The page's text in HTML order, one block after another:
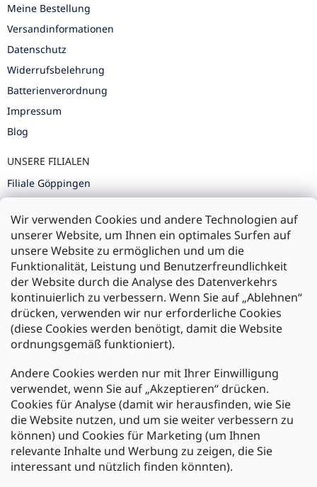
Wir verwenden Cookies und andere Technologien auf
unserer Website, um Ihnen ein optimales Surfen auf
unsere Website zu ermöglichen und um die
Funktionalität, Leistung und Benutzerfreundlichkeit
der Website durch die Analyse des Datenverkehrs
kontinuierlich zu verbessern. Wenn Sie auf „Ablehnen“
drücken, verwenden wir nur erforderliche Cookies
(diese Cookies werden benötigt, damit die Website
ordnungsgemäß funktioniert).
Andere Cookies werden nur mit Ihrer Einwilligung
verwendet, wenn Sie auf „Akzeptieren“ drücken.
Cookies für Analyse (damit wir herausfinden, wie Sie
die Website nutzen, und um sie weiter verbessern zu
können) und Cookies für Marketing (um Ihnen
relevante Inhalte und Werbung zu zeigen, die Sie
interessant und nützlich finden könnten).
Meine Bestellung
Versandinformationen
Datenschutz
Widerrufsbelehrung
Batterienverordnung
Impressum
Blog
UNSERE FILIALEN
Filiale Göppingen
Filiale Ulm
Zahlung und Versand
Versand mit:
Zahlarten: